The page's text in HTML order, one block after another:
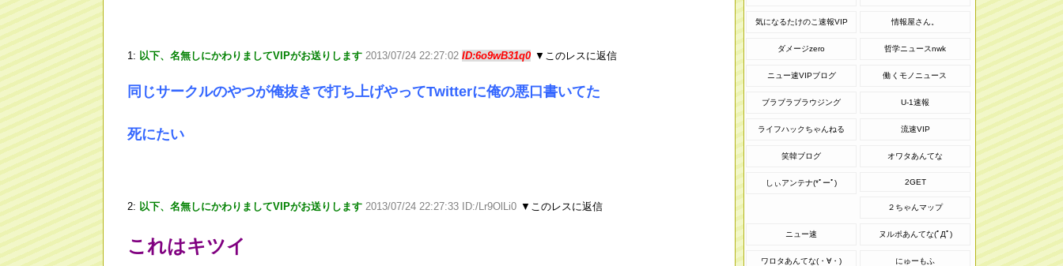
1: 以下、名無しにかわりましてVIPがお送りします 2013/07/24 22:27:02 ID:6o9wB31q0 ▼このレスに返信
同じサークルのやつが俺抜きで打ち上げやってTwitterに俺の悪口書いてた
死にたい
2: 以下、名無しにかわりましてVIPがお送りします 2013/07/24 22:27:33 ID:/Lr9OlLi0 ▼このレスに返信
これはキツイ
気になるたけのこ速報VIP 情報屋さん。
ダメージzero 哲学ニュースnwk
ニュー速VIPブログ 働くモノニュース
ブラブラブラウジング U-1速報
ライフハックちゃんねる 流速VIP
笑韓ブログ オワタあんてな
しぃアンテナ(*ﾟーﾟ) 2GET
２ちゃんマップ
ニュー速 ヌルポあんてな(ﾟДﾟ)
ワロタあんてな(・∀・) にゅーもふ